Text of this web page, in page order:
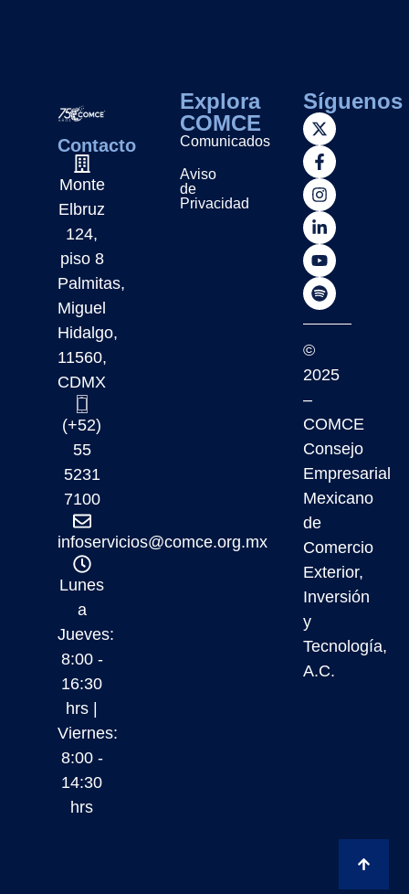
Contacto
Monte
Elbruz
124,
piso 8
Palmitas,
Miguel
Hidalgo,
11560,
CDMX
(+52)
55
5231
7100
infoservicios@comce.org.mx
Lunes
a
Jueves:
8:00 -
16:30
hrs |
Viernes:
8:00 -
14:30
hrs
Explora
COMCE
Comunicados
Aviso
de
Privacidad
Síguenos
©
2025
–
COMCE
Consejo
Empresarial
Mexicano
de
Comercio
Exterior,
Inversión
y
Tecnología,
A.C.